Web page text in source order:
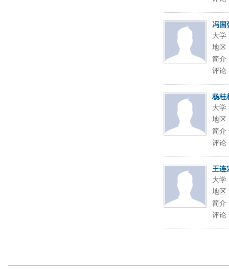
冯国
大学
地区
简介
评论
杨桂
大学
地区
简介
评论
王连
大学
地区
简介
评论